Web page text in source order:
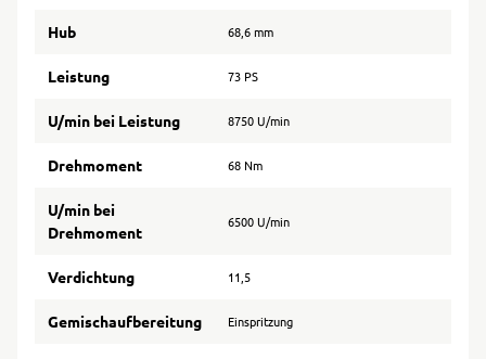
Hub 68,6 mm
Leistung 73 PS
U/min bei Leistung 8750 U/min
Drehmoment 68 Nm
U/min bei
Drehmoment
6500 U/min
Verdichtung 11,5
Gemischaufbereitung Einspritzung